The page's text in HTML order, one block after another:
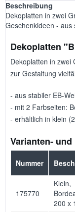
Beschreibung
Dekoplatten in zwei
Geschenkideen - aus
Dekoplatten
Dekoplatten in zwei
zur Gestaltung
- aus stabiler EB-
- mit 2 Farbseiten:
- erhältlich in klein
Varianten-
Nummer
175770
Klein,
200 x